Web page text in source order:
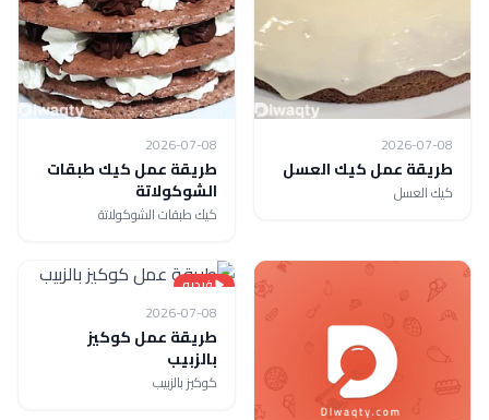
2026-07-08
طريقة عمل كيك العسل
كيك العسل
2026-07-08
طريقة عمل كيك طبقات
الشوكولاتة
كيك طبقات الشوكولاتة
فيديو
2026-07-08
طريقة عمل كوكيز
بالزبيب
كوكيز بالزبيب